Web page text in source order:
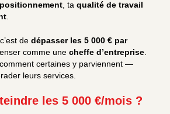
positionnement, ta qualité de travail
.
de dépasser les 5 000 € par
comme une cheffe d’entreprise
certaines y parviennent —
leurs services.
les 5 000 €/mois ?